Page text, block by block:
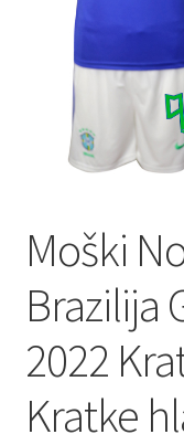
Zaključek nakupa
Moški
Brazilija
2022
Kratke